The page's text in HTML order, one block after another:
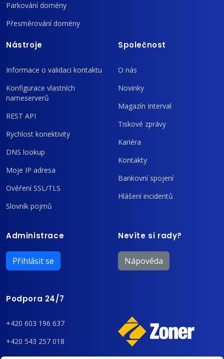
Parkování domény
Přesměrování domény
Nástroje
Informace o validaci kontaktu
Konfigurace vlastních
nameserverů
REST API
Rychlost konektivity
DNS lookup
Moje IP adresa
Ověření SSL/TLS
Slovník pojmů
Společnost
O nás
Novinky
Magazín Interval
Tiskové zprávy
Kariéra
Kontakty
Bankovní spojení
Hlášení incidentů
Administrace
Přihlásit se
Nevíte si rady?
Nápověda
Podpora 24/7
+420 603 196 637
+420 543 257 018